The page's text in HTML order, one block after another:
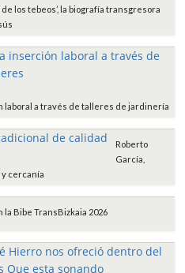
de los tebeos’, la biografía transgresora
laboral a través de talleres de jardinería
Roberto
García,
cercanía
la Bibe TransBizkaia 2026